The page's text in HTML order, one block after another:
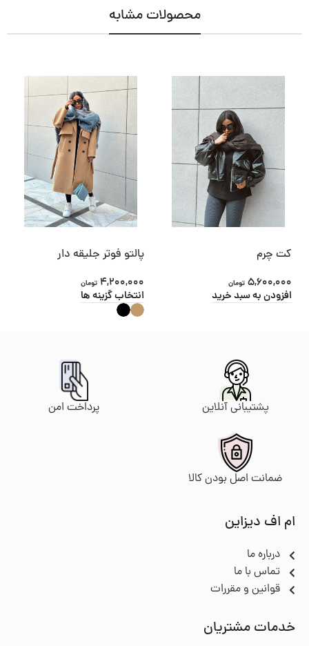
محصولات مشابه
کت چرم
5,600,000 تومان
افزودن به سبد خرید
پالتو فوتر جلیقه دار
4,200,000 تومان
انتخاب گزینه ها
پشتیبانی آنلاین پرداخت امن
ضمانت اصل بودن کالا
ام اف دیزاین
درباره ما
تماس با ما
قوانین و مقررات
خدمات مشتریان